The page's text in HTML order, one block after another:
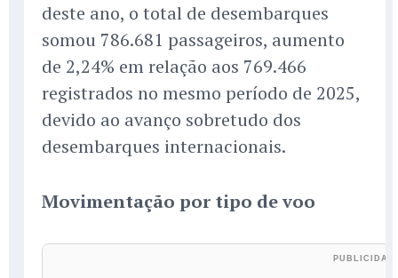
deste ano, o total de desembarques
somou 786.681 passageiros, aumento
de 2,24% em relação aos 769.466
registrados no mesmo período de 2025,
devido ao avanço sobretudo dos
desembarques internacionais.
Movimentação por tipo de voo